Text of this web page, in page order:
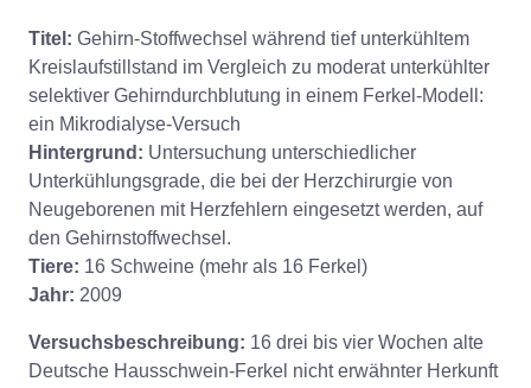
Titel: Gehirn-Stoffwechsel während tief unterkühltem
Kreislaufstillstand im Vergleich zu moderat unterkühlter
selektiver Gehirndurchblutung in einem Ferkel-Modell:
ein Mikrodialyse-Versuch
Hintergrund: Untersuchung unterschiedlicher
Unterkühlungsgrade, die bei der Herzchirurgie von
Neugeborenen mit Herzfehlern eingesetzt werden, auf
den Gehirnstoffwechsel.
Tiere: 16 Schweine (mehr als 16 Ferkel)
Jahr: 2009
Versuchsbeschreibung: 16 drei bis vier Wochen alte
Deutsche Hausschwein-Ferkel nicht erwähnter Herkunft